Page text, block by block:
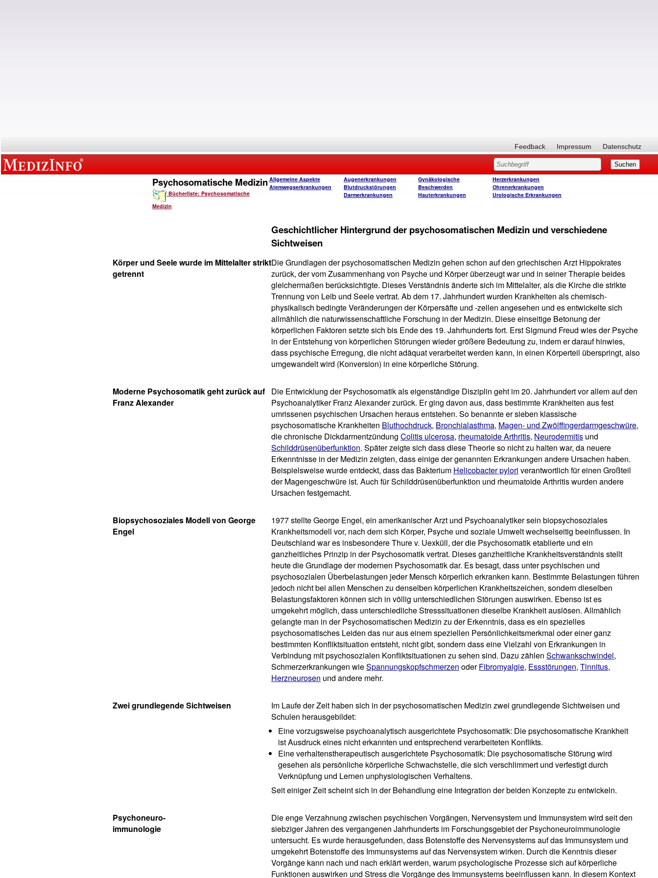
Feedback Impressum Datenschutz
Psychosomatische Medizin
Bücherliste: Psychosomatische
Medizin
Allgemeine Aspekte
Atemwegserkrankungen
Augenerkrankungen
Blutdruckstörungen
Darmerkrankungen
Gynäkologische
Beschwerden
Hauterkrankungen
Herzerkrankungen
Ohrenerkrankungen
Urologische Erkrankungen
Geschichtlicher Hintergrund der psychosomatischen Medizin und verschiedene
Sichtweisen
Körper und Seele wurde im Mittelalter strikt
getrennt
Die Grundlagen der psychosomatischen Medizin gehen schon auf den griechischen Arzt Hippokrates
zurück, der vom Zusammenhang von Psyche und Körper überzeugt war und in seiner Therapie beides
gleichermaßen berücksichtigte. Dieses Verständnis änderte sich im Mittelalter, als die Kirche die strikte
Trennung von Leib und Seele vertrat. Ab dem 17. Jahrhundert wurden Krankheiten als chemisch-
physikalisch bedingte Veränderungen der Körpersäfte und -zellen angesehen und es entwickelte sich
allmählich die naturwissenschaftliche Forschung in der Medizin. Diese einseitige Betonung der
körperlichen Faktoren setzte sich bis Ende des 19. Jahrhunderts fort. Erst Sigmund Freud wies der Psyche
in der Entstehung von körperlichen Störungen wieder größere Bedeutung zu, indem er darauf hinwies,
dass psychische Erregung, die nicht adäquat verarbeitet werden kann, in einen Körperteil überspringt, also
umgewandelt wird (Konversion) in eine körperliche Störung.
Moderne Psychosomatik geht zurück auf
Franz Alexander
Die Entwicklung der Psychosomatik als eigenständige Disziplin geht im 20. Jahrhundert vor allem auf den
Psychoanalytiker Franz Alexander zurück. Er ging davon aus, dass bestimmte Krankheiten aus fest
umrissenen psychischen Ursachen heraus entstehen. So benannte er sieben klassische
psychosomatische Krankheiten Bluthochdruck, Bronchialasthma, Magen- und Zwölffingerdarmgeschwüre,
die chronische Dickdarmentzündung Colitis ulcerosa, rheumatoide Arthritis, Neurodermitis und
Schilddrüsenüberfunktion. Später zeigte sich dass diese Theorie so nicht zu halten war, da neuere
Erkenntnisse in der Medizin zeigten, dass einige der genannten Erkrankungen andere Ursachen haben.
Beispielsweise wurde entdeckt, dass das Bakterium Helicobacter pylori verantwortlich für einen Großteil
der Magengeschwüre ist. Auch für Schilddrüsenüberfunktion und rheumatoide Arthritis wurden andere
Ursachen festgemacht.
Biopsychosoziales Modell von George
Engel
1977 stellte George Engel, ein amerikanischer Arzt und Psychoanalytiker sein biopsychosoziales
Krankheitsmodell vor, nach dem sich Körper, Psyche und soziale Umwelt wechselseitig beeinflussen. In
Deutschland war es insbesondere Thure v. Uexküll, der die Psychosomatik etablierte und ein
ganzheitliches Prinzip in der Psychosomatik vertrat. Dieses ganzheitliche Krankheitsverständnis stellt
heute die Grundlage der modernen Psychosomatik dar. Es besagt, dass unter psychischen und
psychosozialen Überbelastungen jeder Mensch körperlich erkranken kann. Bestimmte Belastungen führen
jedoch nicht bei allen Menschen zu denselben körperlichen Krankheitszeichen, sondern dieselben
Belastungsfaktoren können sich in völlig unterschiedlichen Störungen auswirken. Ebenso ist es
umgekehrt möglich, dass unterschiedliche Stresssituationen dieselbe Krankheit auslösen. Allmählich
gelangte man in der Psychosomatischen Medizin zu der Erkenntnis, dass es ein spezielles
psychosomatisches Leiden das nur aus einem speziellen Persönlichkeitsmerkmal oder einer ganz
bestimmten Konfliktsituation entsteht, nicht gibt, sondern dass eine Vielzahl von Erkrankungen in
Verbindung mit psychosozialen Konfliktsituationen zu sehen sind. Dazu zählen Schwankschwindel,
Schmerzerkrankungen wieSpannungskopfschmerzen oderFibromyalgie, Essstörungen, Tinnitus,
Herzneurosen und andere mehr.
Zwei grundlegende Sichtweisen
Im Laufe der Zeit haben sich in der psychosomatischen Medizin zwei grundlegende Sichtweisen und
Schulen herausgebildet:
Eine vorzugsweise psychoanalytisch ausgerichtete Psychosomatik: Die psychosomatische Krankheit
ist Ausdruck eines nicht erkannten und entsprechend verarbeiteten Konflikts.
Eine verhaltenstherapeutisch ausgerichtete Psychosomatik: Die psychosomatische Störung wird
gesehen als persönliche körperliche Schwachstelle, die sich verschlimmert und verfestigt durch
Verknüpfung und Lernen unphysiologischen Verhaltens.
Seit einiger Zeit scheint sich in der Behandlung eine Integration der beiden Konzepte zu entwickeln.
Psychoneuro-
immunologie
Die enge Verzahnung zwischen psychischen Vorgängen, Nervensystem und Immunsystem wird seit den
siebziger Jahren des vergangenen Jahrhunderts im Forschungsgebiet der Psychoneuroimmunologie
untersucht. Es wurde herausgefunden, dass Botenstoffe des Nervensystems auf das Immunsystem und
umgekehrt Botenstoffe des Immunsystems auf das Nervensystem wirken. Durch die Kenntnis dieser
Vorgänge kann nach und nach erklärt werden, warum psychologische Prozesse sich auf körperliche
Funktionen auswirken und Stress die Vorgänge des Immunsystems beeinflussen kann. In diesem Kontext